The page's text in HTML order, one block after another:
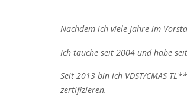
Nachdem ich viele Jahre im
Ich tauche seit 2004 und habe
Seit 2013 bin ich VDST/CMAS
zertifizieren.